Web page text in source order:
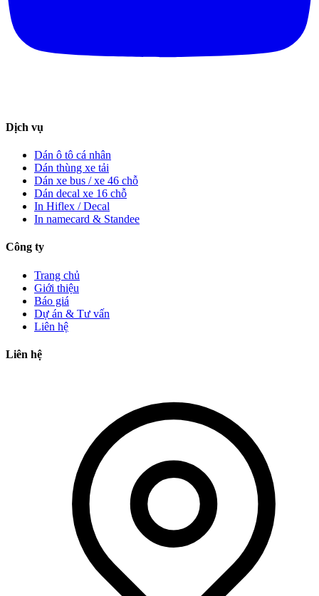
Dịch vụ
Dán ô tô cá nhân
Dán thùng xe tải
Dán xe bus / xe 46 chỗ
Dán decal xe 16 chỗ
In Hiflex / Decal
In namecard & Standee
Công ty
Trang chủ
Giới thiệu
Báo giá
Dự án & Tư vấn
Liên hệ
Liên hệ